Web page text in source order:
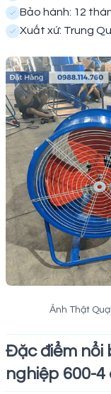
Bảo hành: 12
Xuất xứ: Trung
Ảnh Thật
Đặc điểm nổi
nghiệp 600-